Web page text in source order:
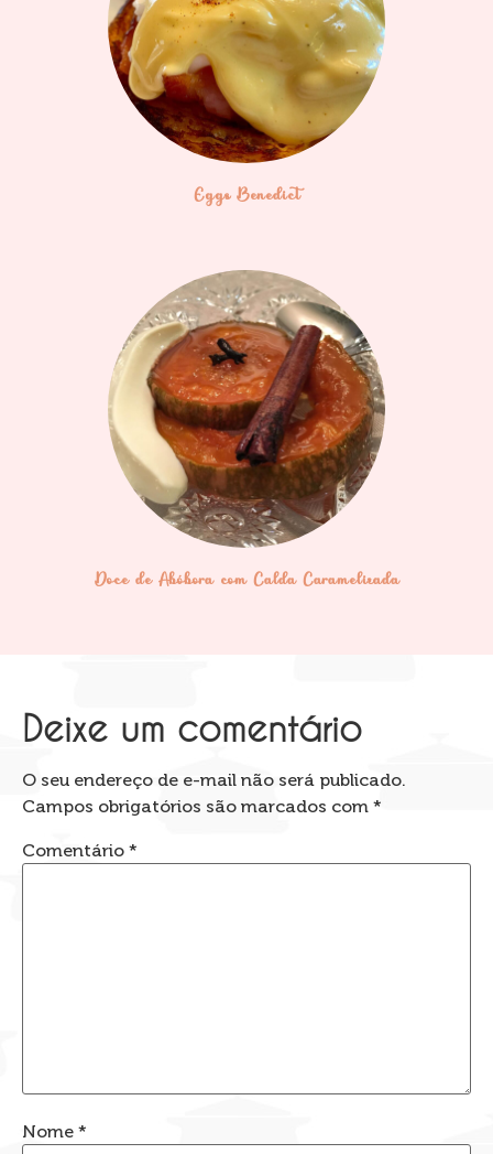
Eggs Benedict
Doce de Abóbora com Calda Caramelizada
Deixe um comentário
O seu endereço de e-mail não será publicado.
Campos obrigatórios são marcados com *
Comentário *
Nome *